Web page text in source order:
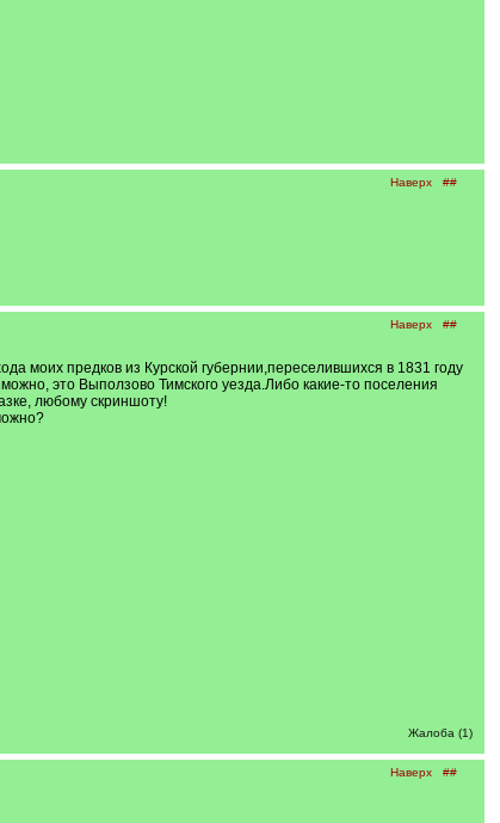
Наверх ##
Наверх ##
моих предков из Курской губернии,переселившихся в 1831 году
это Выползово Тимского уезда.Либо какие-то поселения
любому скриншоту!
Жалоба (1)
Наверх ##